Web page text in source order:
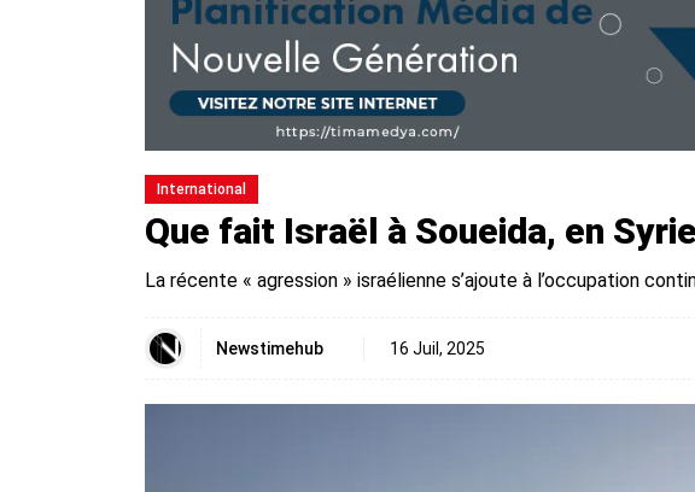
International
Que fait Israël à Soueida, en
La récente « agression » israélienne s’ajoute à l’occupation
Newstimehub 16 Juil, 2025